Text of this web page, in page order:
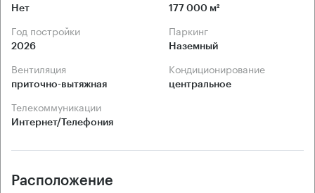
Нет 177 000 м²
Год постройки
2026
Паркинг
Наземный
Вентиляция
приточно-вытяжная
Кондиционирование
центральное
Телекоммуникации
Интернет/Телефония
Расположение